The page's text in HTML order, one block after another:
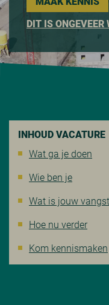
DIT IS ONGEVEER
INHOUD VACATURE
Wat ga je doen
Wie ben je
Wat is jouw
Hoe nu verder
Kom kennismaken